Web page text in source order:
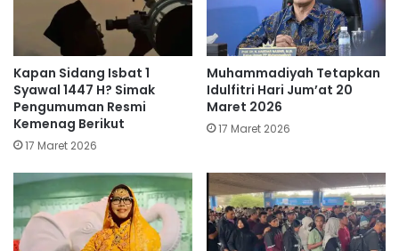
Kapan Sidang Isbat 1
Syawal 1447 H? Simak
Pengumuman Resmi
Kemenag Berikut
17 Maret 2026
Muhammadiyah Tetapkan
Idulfitri Hari Jum’at 20
Maret 2026
17 Maret 2026